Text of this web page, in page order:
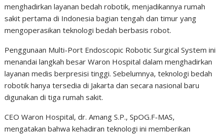
menghadirkan layanan bedah robotik, menjadikannya rumah
sakit pertama di Indonesia bagian tengah dan timur yang
mengoperasikan teknologi bedah berbasis robot.
Penggunaan Multi-Port Endoscopic Robotic Surgical System ini
menandai langkah besar Waron Hospital dalam menghadirkan
layanan medis berpresisi tinggi. Sebelumnya, teknologi bedah
robotik hanya tersedia di Jakarta dan secara nasional baru
digunakan di tiga rumah sakit.
CEO Waron Hospital, dr. Amang S.P., SpOG.F-MAS,
mengatakan bahwa kehadiran teknologi ini memberikan